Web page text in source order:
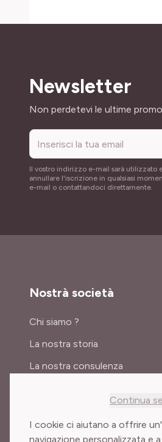
Continua
I cookie ci aiutano a offrire
navigazione personalizzata e a
Newsletter
Indirizzo email
Non perdetevi le ultime
Il vostro indirizzo e-mail sarà utilizzato
annullare l'iscrizione in qualsiasi
e-mail o contattandoci direttamente.
Nostrà società
Chi siamo ?
La nostra storia
La nostra consulenza